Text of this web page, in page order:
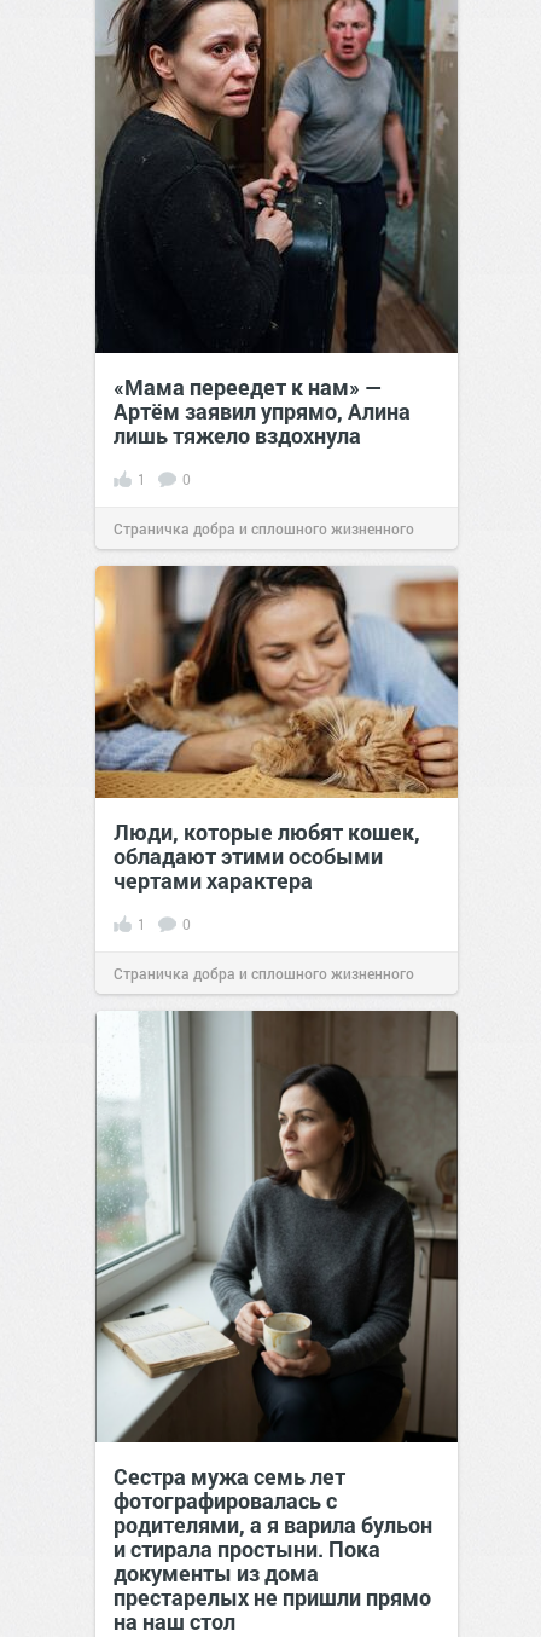
«Мама переедет к нам» —
Артём заявил упрямо, Алина
лишь тяжело вздохнула
1 0
Страничка добра и сплошного жизненного
позитива!00:2807 авг 2026
Люди, которые любят кошек,
обладают этими особыми
чертами характера
1 0
Страничка добра и сплошного жизненного
позитива!10:3807 авг 2026
Сестра мужа семь лет
фотографировалась с
родителями, а я варила бульон
и стирала простыни. Пока
документы из дома
престарелых не пришли прямо
на наш стол